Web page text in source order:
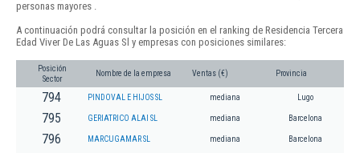
personas mayores .
A continuación podrá consultar la posición en el ranking de Residencia Tercera
Edad Viver De Las Aguas Sl y empresas con posiciones similares:
Posición
Sector
Nombre de la empresa Ventas (€) Provincia
794 PINDOVAL E HIJOS SL mediana Lugo
795 GERIATRICO ALAI SL mediana Barcelona
796 MARCUGAMAR SL mediana Barcelona